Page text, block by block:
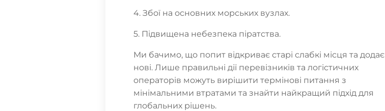
4. Збої на основних морських вузлах.
5. Підвищена небезпека піратства.
Ми бачимо, що попит відкриває старі слабкі місця та додає
нові. Лише правильні дії перевізників та логістичних
операторів можуть вирішити термінові питання з
мінімальними втратами та знайти найкращий підхід для
глобальних рішень.